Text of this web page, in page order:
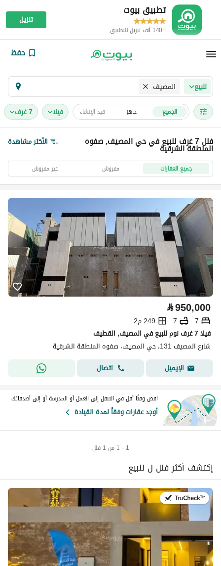
تطبيق بيوت
+140 ألف تنزيل للتطبيق
تنزيل
حفظ
للبيع المصيف
الجميع جاهز قيد الإنشاء فیلا 7 غرف
فلل 7 غرف للبيع في حي المصيف, صفوه
المنطقة الشرقية الأكثر مشاهدة
جميع العقارات مفروش غير مفروش
⃁950,000
7
7
249 م2
فيلا 7 غرف نوم للبيع في المصيف, القطيف
شارع المصيف 131، حي المصيف، صفوه المنطقة الشرقية
الإيميل
اتصال
اقض وقتًا أقل في التنقل إلى العمل أو المدرسة أو إلى أصدقائك
أوجد عقارات وفقاً لمدة القيادة
1 - 1 من 1 فلل
إكتشف أكثر فلل ل للبيع